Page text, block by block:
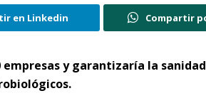
en Linkedin Compartir
y garantizaría la